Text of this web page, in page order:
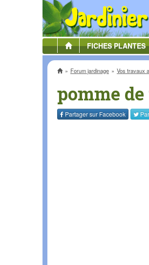
FICHESPLANTES
AccueilForum jardinage Vos travaux
pomme
Partager sur Facebook